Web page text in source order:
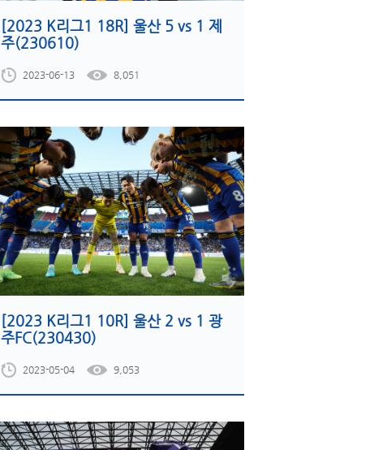
[2023 K리그1 18R] 울산 5 vs 1 제
주(230610)
2023-06-13 8,051
[2023 K리그1 10R] 울산 2 vs 1 광
주FC(230430)
2023-05-04 9,053